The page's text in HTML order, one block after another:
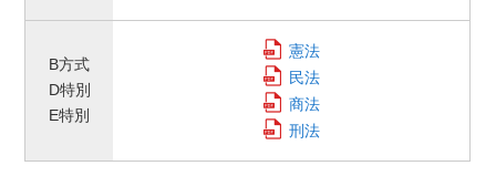
B方式
D特別
E特別
憲法
民法
商法
刑法